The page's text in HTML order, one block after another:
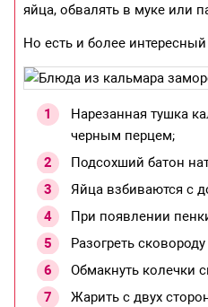
яйца, обвалять в муке или
Но есть и более
Нарезанная тушка
черным перцем;
Подсохший батон
Яйца взбиваются с
При появлении
Разогреть
Обмакнуть колечки
Жарить с двух